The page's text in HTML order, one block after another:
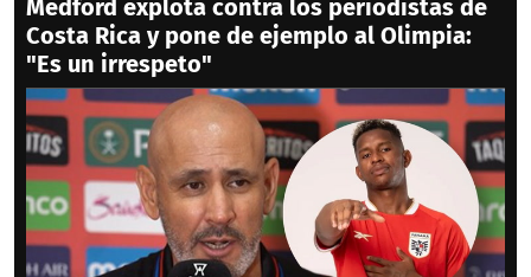
Medford explota contra los periodistas de
Costa Rica y pone de ejemplo al Olimpia:
"Es un irrespeto"